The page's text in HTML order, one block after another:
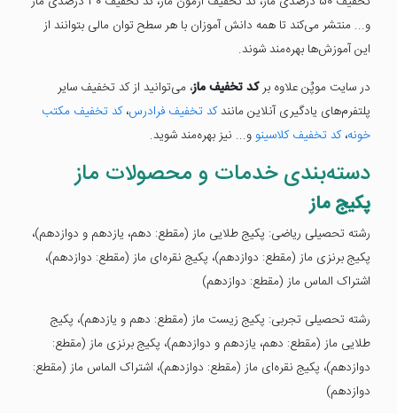
و... منتشر می‌کند تا همه دانش آموزان با هر سطح توان مالی بتوانند از
این آموزش‌ها بهره‌مند شوند.
در سایت موپُن علاوه برکد تخفیف ماز
، می‌‎توانید از کد تخفیف سایر
پلتفرم‌های یادگیری آنلاین مانندکد تخفیف فرادرس،کد تخفیف مکتب
خونه،کد تخفیف کلاسینو و... نیز بهره‌مند شوید.
دسته‌بندی خدمات و محصولات ماز
پکیج ماز
رشته تحصیلی ریاضی: پکیج طلایی ماز (مقطع: دهم، یازدهم و دوازدهم)،
پکیج برنزی ماز (مقطع: دوازدهم)، پکیج نقره‌ای ماز (مقطع: دوازدهم)،
اشتراک الماس ماز (مقطع: دوازدهم)
رشته تحصیلی تجربی: پکیج زیست ماز (مقطع: دهم و یازدهم)، پکیج
طلایی ماز (مقطع: دهم، یازدهم و دوازدهم)، پکیج برنزی ماز (مقطع:
دوازدهم)، پکیج نقره‌ای ماز (مقطع: دوازدهم)، اشتراک الماس ماز (مقطع:
دوازدهم)